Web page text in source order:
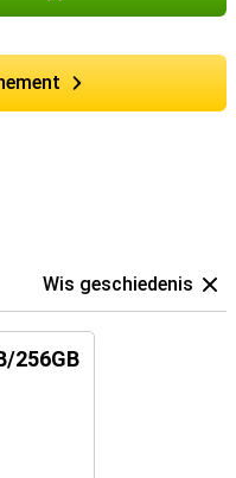
Wis geschiedenis
256GB